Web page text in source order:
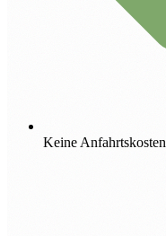
Keine Anfahrtskosten